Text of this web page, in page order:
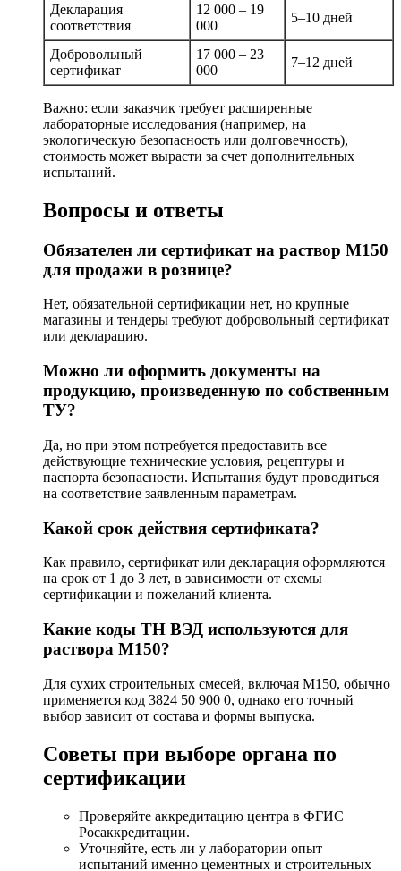
Декларация
соответствия
12 000 – 19
000
5–10 дней
Добровольный
сертификат
17 000 – 23
000
7–12 дней
Важно: если заказчик требует расширенные
лабораторные исследования (например, на
экологическую безопасность или долговечность),
стоимость может вырасти за счет дополнительных
испытаний.
Вопросы и ответы
Обязателен ли сертификат на раствор М150
для продажи в рознице?
Нет, обязательной сертификации нет, но крупные
магазины и тендеры требуют добровольный сертификат
или декларацию.
Можно ли оформить документы на
продукцию, произведенную по собственным
ТУ?
Да, но при этом потребуется предоставить все
действующие технические условия, рецептуры и
паспорта безопасности. Испытания будут проводиться
на соответствие заявленным параметрам.
Какой срок действия сертификата?
Как правило, сертификат или декларация оформляются
на срок от 1 до 3 лет, в зависимости от схемы
сертификации и пожеланий клиента.
Какие коды ТН ВЭД используются для
раствора М150?
Для сухих строительных смесей, включая М150, обычно
применяется код 3824 50 900 0, однако его точный
выбор зависит от состава и формы выпуска.
Советы при выборе органа по
сертификации
Проверяйте аккредитацию центра в ФГИС
Росаккредитации.
Уточняйте, есть ли у лаборатории опыт
испытаний именно цементных и строительных